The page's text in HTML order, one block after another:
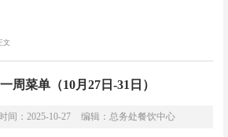
文
周菜单（10月27日-31日）
时间：2025-10-27 编辑：总务处餐饮中心